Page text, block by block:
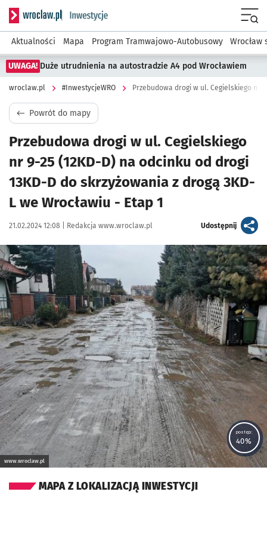
Serwis informacyjny wroclaw.pl podserwis:
Aktualności Mapa Program Tramwajowo-Autobusowy Wrocław
UWAGA! Duże utrudnienia na autostradzie A4 pod Wrocławiem
wroclaw.pl #InwestycjeWRO
Powrót do mapy
Przebudowa drogi w ul. Cegielskiego
nr 9-25 (12KD-D) na odcinku od drogi
13KD-D do skrzyżowania z drogą 3KD-
L we Wrocławiu - Etap 1
Data publikacji:
21.02.2024 12:08 | Autor:
Redakcja www.wroclaw.pl Udostępnijartykuł
Kliknij, aby powiększyć
www.wroclaw.pl
postęp:
40%
MAPA Z LOKALIZACJĄ INWESTYCJI